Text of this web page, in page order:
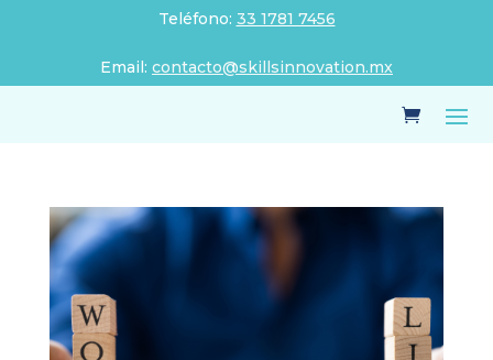
Teléfono: 33 1781 7456
Email: contacto@skillsinnovation.mx